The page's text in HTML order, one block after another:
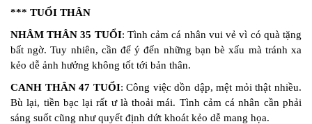
*** TUỔI THÂN
NHÂM THÂN 35 TUỔI: Tình cảm cá nhân vui vẻ vì có quà tặng
bất ngờ. Tuy nhiên, cần để ý đến những bạn bè xấu mà tránh xa
kẻo dễ ảnh hưởng không tốt tới bản thân.
CANH THÂN 47 TUỔI: Công việc dồn dập, mệt mỏi thật nhiều.
Bù lại, tiền bạc lại rất ư là thoải mái. Tình cảm cá nhân cần phải
sáng suốt cũng như quyết định dứt khoát kẻo dễ mang họa.